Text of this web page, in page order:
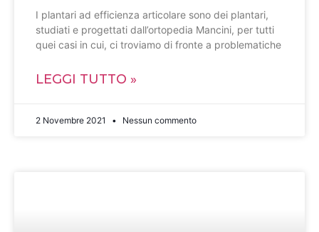
I plantari ad efficienza articolare sono dei plantari,
studiati e progettati dall’ortopedia Mancini, per tutti
quei casi in cui, ci troviamo di fronte a problematiche
LEGGI TUTTO »
2 Novembre 2021 Nessun commento